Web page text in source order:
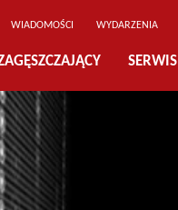
WIADOMOŚCI WYDARZENIA
SERWIS